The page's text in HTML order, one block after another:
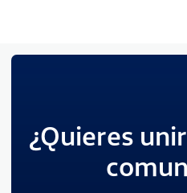
¿Quieres